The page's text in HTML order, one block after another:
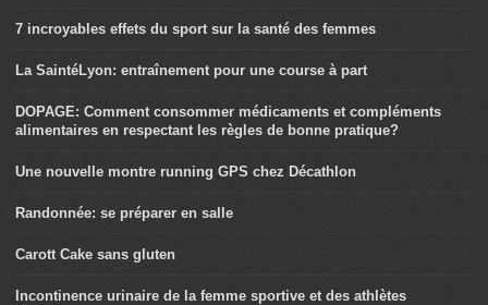
7 incroyables effets du sport sur la santé des femmes
La SaintéLyon: entraînement pour une course à part
DOPAGE: Comment consommer médicaments et compléments
alimentaires en respectant les règles de bonne pratique?
Une nouvelle montre running GPS chez Décathlon
Randonnée: se préparer en salle
Carott Cake sans gluten
Incontinence urinaire de la femme sportive et des athlètes